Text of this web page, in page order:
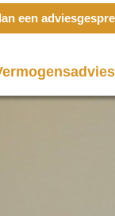
een
(filmpje)